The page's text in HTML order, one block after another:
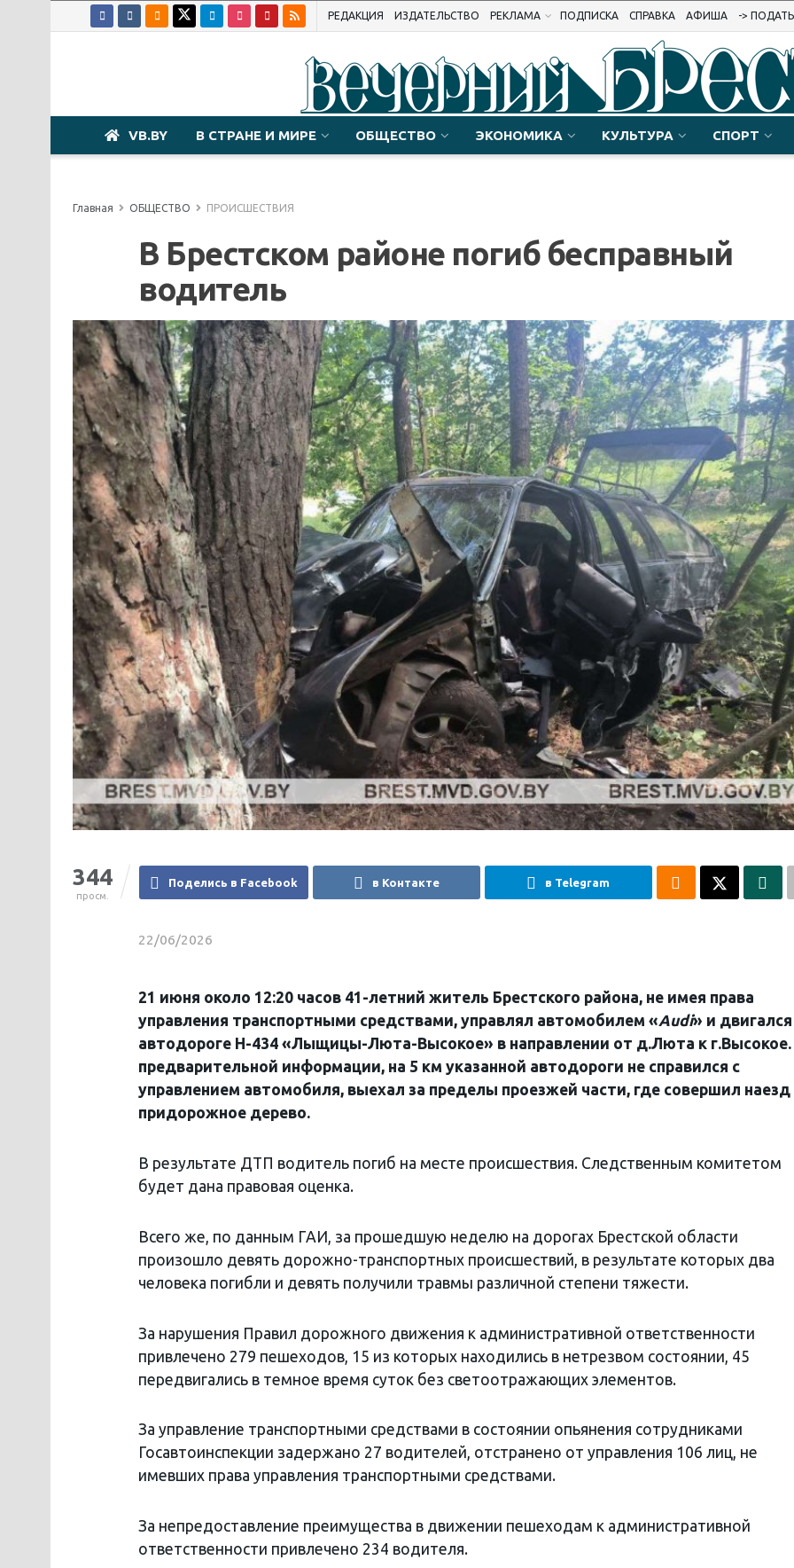
РЕДАКЦИЯ ИЗДАТЕЛЬСТВО РЕКЛАМА ПОДПИСКА СПРАВКА АФИША ->
VB.BY В СТРАНЕ И МИРЕ ОБЩЕСТВО ЭКОНОМИКА КУЛЬТУРА СПОРТ
Главная ОБЩЕСТВО ПРОИСШЕСТВИЯ
В Брестском районе погиб бесправный
водитель
344
просм.
Поделись в Facebook в Контакте в Telegram
22/06/2026
21 июня около 12:20 часов 41-летний житель Брестского района, не имея права
управления транспортными средствами, управлял автомобилем «Audi» и
автодороге Н-434 «Лыщицы-Люта-Высокое» в направлении от д.Люта к
предварительной информации, на 5 км указанной автодороги не справился с
управлением автомобиля, выехал за пределы проезжей части, где совершил наезд
придорожное дерево.
В результате ДТП водитель погиб на месте происшествия. Следственным комитетом
будет дана правовая оценка.
Всего же, по данным ГАИ, за прошедшую неделю на дорогах Брестской области
произошло девять дорожно-транспортных происшествий, в результате которых два
человека погибли и девять получили травмы различной степени тяжести.
За нарушения Правил дорожного движения к административной ответственности
привлечено 279 пешеходов, 15 из которых находились в нетрезвом состоянии, 45
передвигались в темное время суток без светоотражающих элементов.
За управление транспортными средствами в состоянии опьянения сотрудниками
Госавтоинспекции задержано 27 водителей, отстранено от управления 106 лиц, не
имевших права управления транспортными средствами.
За непредоставление преимущества в движении пешеходам к административной
ответственности привлечено 234 водителя.